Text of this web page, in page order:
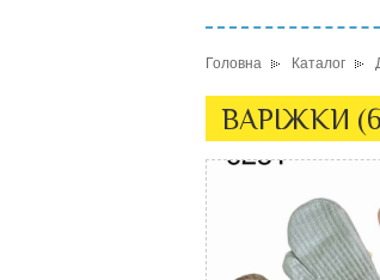
Головна Каталог
ВАРІЖКИ